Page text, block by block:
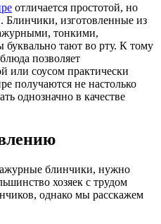
отличается простотой, но
Блинчики, изготовленные из
тонкими,
тают во рту. К тому
позволяет
или соусом практически
получаются не настолько
однозначно в качестве
блинчики, нужно
хозяек с трудом
однако мы расскажем